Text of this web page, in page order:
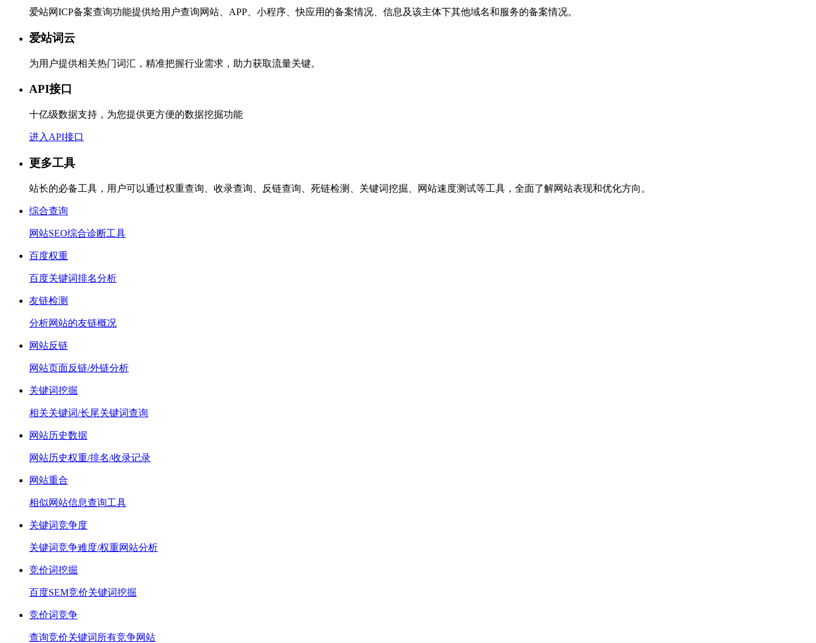
爱站网ICP备案查询功能提供给用户查询网站、APP、小程序、快应用的备案情况、信息及该主体下其他域名和服务的备案情况。
爱站词云
为用户提供相关热门词汇，精准把握行业需求，助力获取流量关键。
API接口
十亿级数据支持，为您提供更方便的数据挖掘功能
进入API接口
更多工具
站长的必备工具，用户可以通过权重查询、收录查询、反链查询、死链检测、关键词挖掘、网站速度测试等工具，全面了解网站表现和优化方向。
综合查询
网站SEO综合诊断工具
百度权重
百度关键词排名分析
友链检测
分析网站的友链概况
网站反链
网站页面反链/外链分析
关键词挖掘
相关关键词/长尾关键词查询
网站历史数据
网站历史权重/排名/收录记录
网站重合
相似网站信息查询工具
关键词竞争度
关键词竞争难度/权重网站分析
竞价词挖掘
百度SEM竞价关键词挖掘
竞价词竞争
查询竞价关键词所有竞争网站